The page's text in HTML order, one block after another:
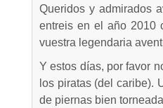
Queridos y admirados
entreis en el año 2010
vuestra legendaria
Y estos días, por favor
los piratas (del caribe).
de piernas bien